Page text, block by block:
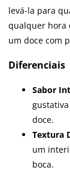
levá-la para
qualquer hora
um doce com
Diferenciais
Sabor
doce.
Textura
um
boca.